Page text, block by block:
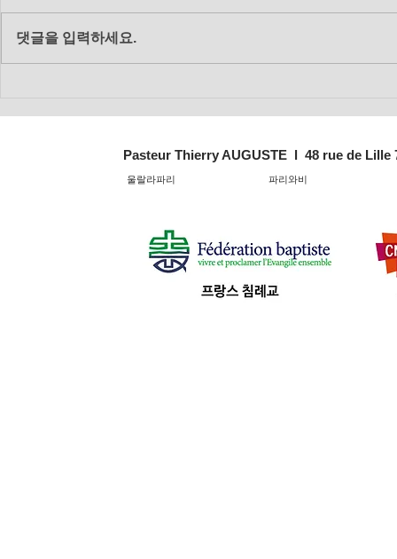
댓글을 입력하세요.
Pasteur Thierry AUGUSTE l 48 rue de Lille
울랄라파리 파리와비